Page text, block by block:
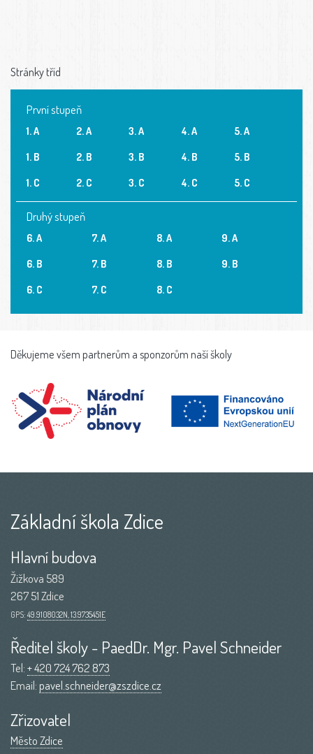
Stránky tříd
První stupeň
1. A
1. B
1. C
2. A
2. B
2. C
3. A
3. B
3. C
4. A
4. B
4. C
5. A
5. B
5. C
Druhý stupeň
6. A
6. B
6. C
7. A
7. B
7. C
8. A
8. B
8. C
9. A
9. B
Děkujeme všem partnerům a sponzorům naší školy
Základní škola Zdice
Hlavní budova
Žižkova 589
267 51 Zdice
GPS: 49.9108032N, 13.9735451E
Ředitel školy - PaedDr. Mgr. Pavel Schneider
Tel:+ 420 724 762 873
Email:pavel.schneider@zszdice.cz
Zřizovatel
Město Zdice